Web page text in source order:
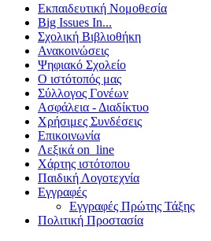
Εκπαιδευτική Νομοθεσία
Big Issues In...
Σχολική Βιβλιοθήκη
Ανακοινώσεις
Ψηφιακό Σχολείο
Ο ιστότοπός μας
Σύλλογος Γονέων
Ασφάλεια - Διαδίκτυο
Χρήσιμες Συνδέσεις
Επικοινωνία
Λεξικά on_line
Χάρτης ιστότοπου
Παιδική Λογοτεχνία
Εγγραφές
Εγγραφές Πρώτης Τάξης
Πολιτική Προστασία